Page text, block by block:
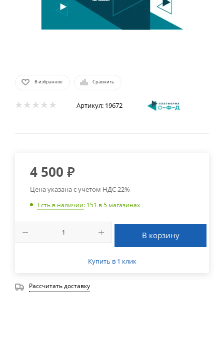
В избранное Сравнить
Артикул: 19672
4 500 ₽
Цена указана с учетом НДС 22%
Есть в наличии: 151 в 5 магазинах
В корзину
Купить в 1 клик
Рассчитать доставку